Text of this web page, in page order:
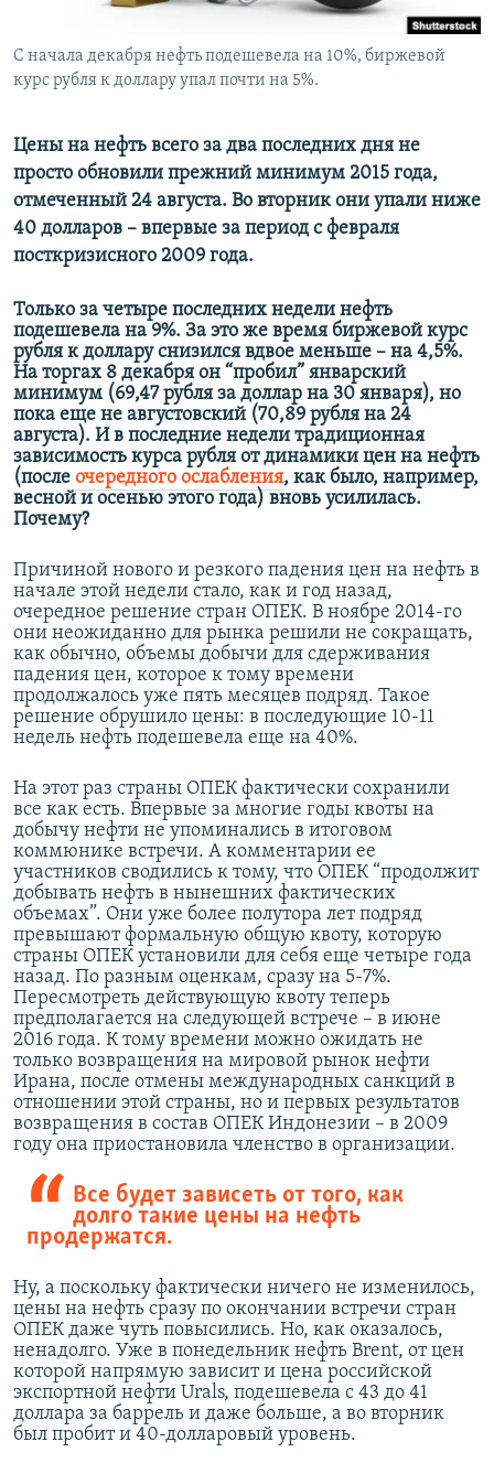
С начала декабря нефть подешевела на 10%, биржевой
курс рубля к доллару упал почти на 5%.
Цены на нефть всего за два последних дня не
просто обновили прежний минимум 2015 года,
отмеченный 24 августа. Во вторник они упали ниже
40 долларов – впервые за период с февраля
посткризисного 2009 года.
Только за четыре последних недели нефть
подешевела на 9%. За это же время биржевой курс
рубля к доллару снизился вдвое меньше – на 4,5%.
На торгах 8 декабря он “пробил” январский
минимум (69,47 рубля за доллар на 30 января), но
пока еще не августовский (70,89 рубля на 24
августа). И в последние недели традиционная
зависимость курса рубля от динамики цен на нефть
(после очередного ослабления, как было, например,
весной и осенью этого года) вновь усилилась.
Почему?
Причиной нового и резкого падения цен на нефть в
начале этой недели стало, как и год назад,
очередное решение стран ОПЕК. В ноябре 2014-го
они неожиданно для рынка решили не сокращать,
как обычно, объемы добычи для сдерживания
падения цен, которое к тому времени
продолжалось уже пять месяцев подряд. Такое
решение обрушило цены: в последующие 10-11
недель нефть подешевела еще на 40%.
На этот раз страны ОПЕК фактически сохранили
все как есть. Впервые за многие годы квоты на
добычу нефти не упоминались в итоговом
коммюнике встречи. А комментарии ее
участников сводились к тому, что ОПЕК “продолжит
добывать нефть в нынешних фактических
объемах”. Они уже более полутора лет подряд
превышают формальную общую квоту, которую
страны ОПЕК установили для себя еще четыре года
назад. По разным оценкам, сразу на 5-7%.
Пересмотреть действующую квоту теперь
предполагается на следующей встрече – в июне
2016 года. К тому времени можно ожидать не
только возвращения на мировой рынок нефти
Ирана, после отмены международных санкций в
отношении этой страны, но и первых результатов
возвращения в состав ОПЕК Индонезии – в 2009
году она приостановила членство в организации.
Все будет зависеть от того, как
долго такие цены на нефть
продержатся.
Ну, а поскольку фактически ничего не изменилось,
цены на нефть сразу по окончании встречи стран
ОПЕК даже чуть повысились. Но, как оказалось,
ненадолго. Уже в понедельник нефть Brent, от цен
которой напрямую зависит и цена российской
экспортной нефти Urals, подешевела с 43 до 41
доллара за баррель и даже больше, а во вторник
был пробит и 40-долларовый уровень.